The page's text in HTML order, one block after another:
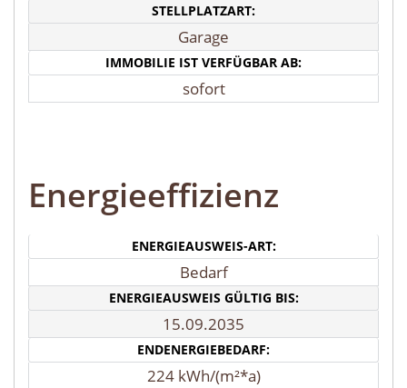
STELLPLATZART:
Garage
IMMOBILIE IST VERFÜGBAR AB:
sofort
Energieeffizienz
ENERGIEAUSWEIS-ART:
Bedarf
ENERGIEAUSWEIS GÜLTIG BIS:
15.09.2035
ENDENERGIEBEDARF:
224 kWh/(m²*a)